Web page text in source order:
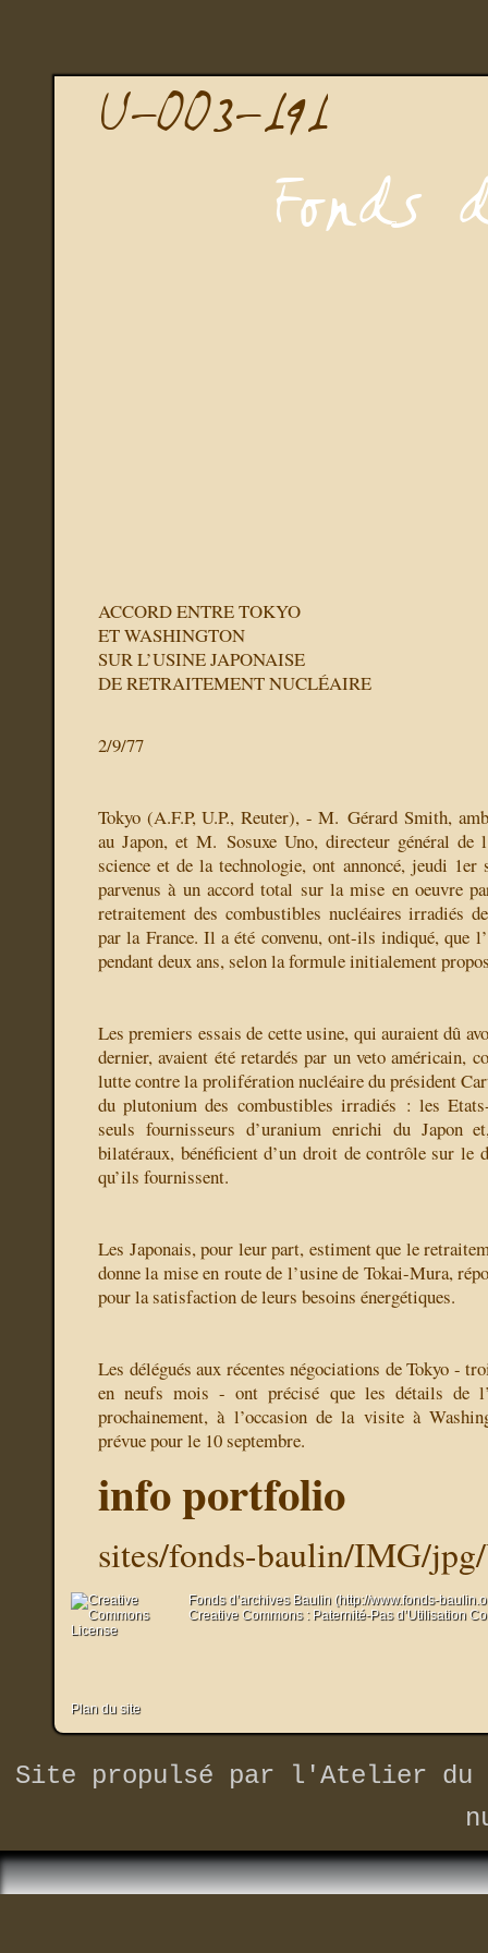
ACCORD ENTRE TOKYO
ET WASHINGTON
SUR L’USINE JAPONAISE
DE RETRAITEMENT NUCLÉAIRE
2/9/77
Tokyo (A.F.P, U.P., Reuter), - M. Gérard Smith,
au Japon, et M. Sosuxe Uno, directeur général de
science et de la technologie, ont annoncé, jeudi 1er
parvenus à un accord total sur la mise en oeuvre
retraitement des combustibles nucléaires irradiés
par la France. Il a été convenu, ont-ils indiqué, que
pendant deux ans, selon la formule initialement
Les premiers essais de cette usine, qui auraient dû
dernier, avaient été retardés par un veto américain,
lutte contre la prolifération nucléaire du président
du plutonium des combustibles irradiés : les
seuls fournisseurs d’uranium enrichi du Japon
bilatéraux, bénéficient d’un droit de contrôle sur le
qu’ils fournissent.
Les Japonais, pour leur part, estiment que le
donne la mise en route de l’usine de Tokai-Mura,
pour la satisfaction de leurs besoins énergétiques.
Les délégués aux récentes négociations de Tokyo -
en neufs mois - ont précisé que les détails de
prochainement, à l’occasion de la visite à
prévue pour le 10 septembre.
info portfolio
sites/fonds-baulin/IMG/
Fonds d’archives Baulin (http://www.fonds-
Creative Commons : Paternité-Pas d’Utilisation
Plan du site
Site propulsé par
l'Atelier du